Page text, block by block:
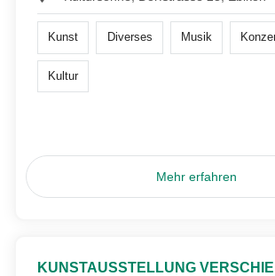
Kunst Diverses Musik
Kultur
Mehr erfahren
KUNSTAUSSTELLUNG